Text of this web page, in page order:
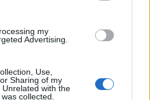
my
Advertising.
Use,
Sharing of my
with the
collected.
el contraste blanco y negro